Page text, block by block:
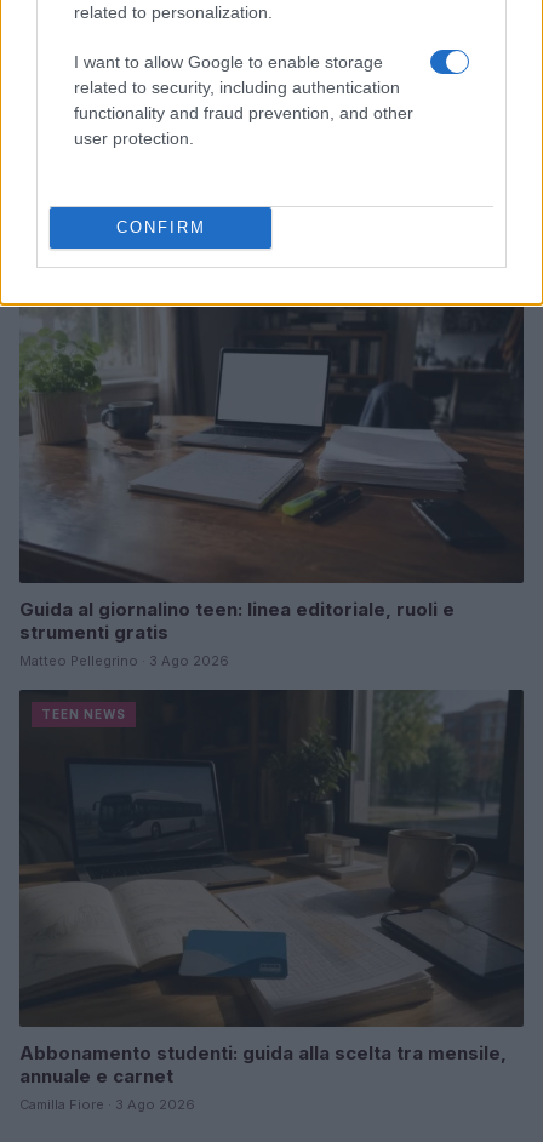
related to personalization.
I want to allow Google to enable storage
related to security, including authentication
functionality and fraud prevention, and other
user protection.
CONFIRM
Cristian Castiglioni · 7 Ago 2026
TEEN NEWS
Guida al giornalino teen: linea editoriale, ruoli e
strumenti gratis
Matteo Pellegrino · 3 Ago 2026
TEEN NEWS
Abbonamento studenti: guida alla scelta tra mensile,
annuale e carnet
Camilla Fiore · 3 Ago 2026